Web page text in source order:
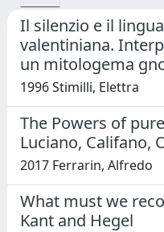
Il silenzio e il
valentiniana.
un mitologema
1996 Stimilli, Elettra
The Powers of
Luciano, Califano,
2017 Ferrarin, Alfredo
What must we
Kant and Hegel